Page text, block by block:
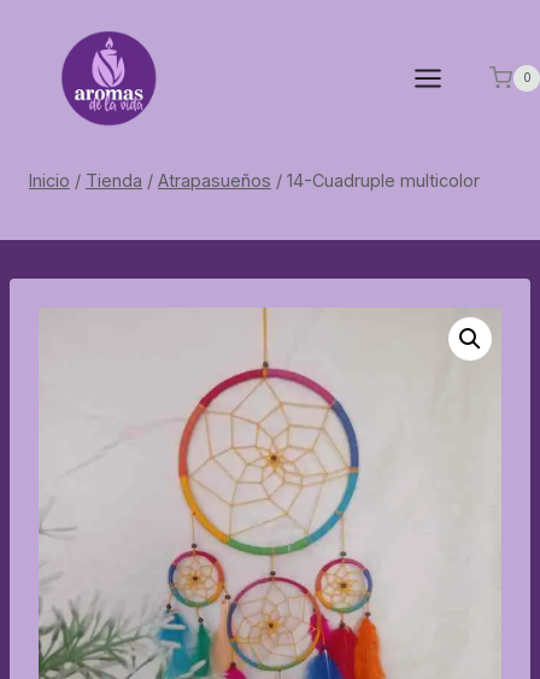
contenido
0
Inicio / Tienda / Atrapasueños / 14-Cuadruple multicolor